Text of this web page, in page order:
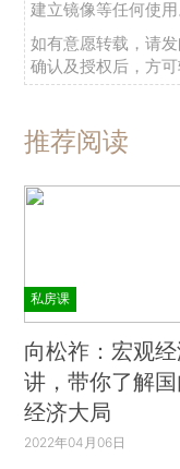
建立镜像等任何使用
如有意愿转载，请
确认及授权后，方可
推荐阅读
私房课
向松祚：宏观
讲，带你了解
经济大局
2022年04月06日